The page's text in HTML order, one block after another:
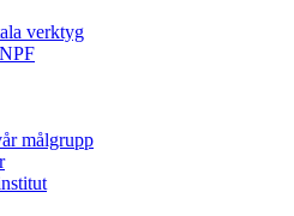
verktyg
målgrupp